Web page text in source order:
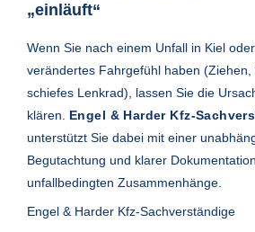
„einläuft“
Wenn Sie nach einem Unfall in Kiel
verändertes Fahrgefühl haben (Ziehen,
schiefes Lenkrad), lassen Sie die
klären. Engel & Harder Kfz-
unterstützt Sie dabei mit einer
Begutachtung und klarer
unfallbedingten Zusammenhänge.
Engel & Harder Kfz-Sachverständige